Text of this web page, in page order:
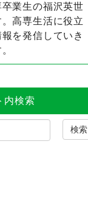
卒業生の福沢英世
。高専生活に役立
を発信していき
内検索
検索